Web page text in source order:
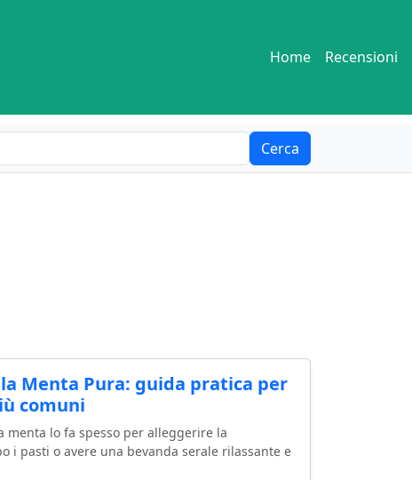
Home Recensioni
Cerca
Menta Pura: guida pratica per
comuni
menta lo fa spesso per alleggerire la
i pasti o avere una bevanda serale rilassante e